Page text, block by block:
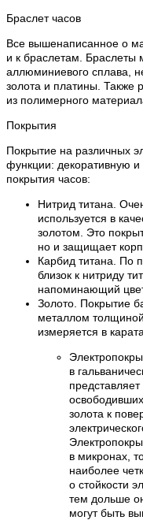
Браслет часов
Все вышенаписанное о
и к браслетам. Браслеты
аллюминиевого сплава,
золота и платины. Также
из полимерного
Покрытия
Покрытие на различных
функции: декоративную
покрытия часов:
Нитрид титана.
используется в
золотом. Это
но и защищает
Карбид титана. По
близок к нитриду
напоминающий
Золото. Покрытие
металлом
измеряется в
в
золота к
в микронах,
наиболее
о стойкости
тем дольше
могут быть